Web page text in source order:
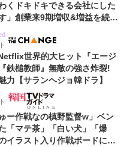
くドキドキできる会社にした
」創業来9期増収&増益を続け
世界的大ヒット『エージ
鉄槌教師』無敵の強さ炸裂!
力【サランヘジョ韓ドラ】
ー作戦なの槙野監督w」ベン
「マテ茶」「白い犬」「爆
イラスト入り作戦ボードにフ